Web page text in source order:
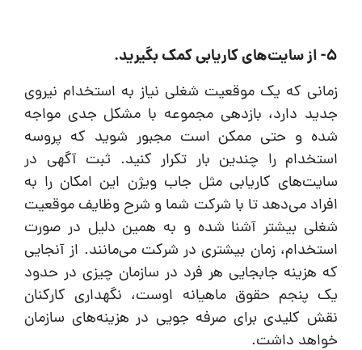
5- از سایت‌های کاریابی کمک بگیرید.
زمانی که یک موقعیت شغلی نیاز به استخدام نیروی
جدید دارد، بازدهی مجموعه با مشکل جدی مواجه
شده و حتی ممکن است مجبور شوید که پروسه
استخدام را چندین بار تکرار کنید. ثبت آگهی در
سایت‌های کاریابی مثل جاب ویژن این امکان را به
افراد می‌دهد تا با شرکت شما و شرح وظایف موقعیت
شغلی بیشتر آشنا شده و به همین دلیل در صورت
استخدام، زمان بیشتری در شرکت می‌مانند. از آنجایی
که هزینه جابجایی هر فرد در سازمان چیزی در حدود
یک پنجم حقوق ماهیانه اوست، نگهداری کارکنان
نقش کلیدی برای صرفه جویی در هزینه‌های سازمان
خواهد داشت.